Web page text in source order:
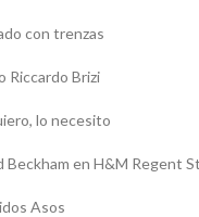
con trenzas
Riccardo Brizi
lo necesito
Beckham en H&M Regent
Asos